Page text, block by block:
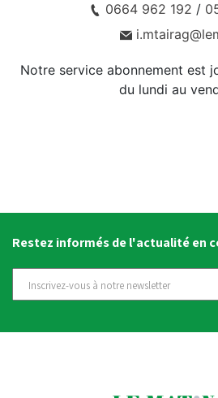
0664 962 192 /
Notre service abonnement est
du lundi au
Restez informés de l'actualité en